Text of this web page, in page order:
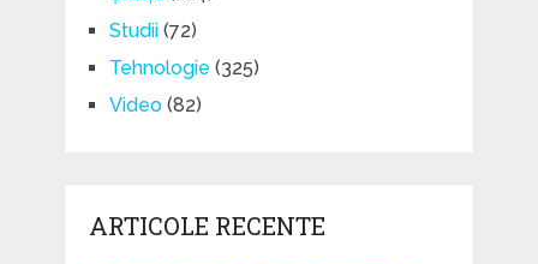
Studii(72)
Tehnologie (325)
Video(82)
ARTICOLE RECENTE